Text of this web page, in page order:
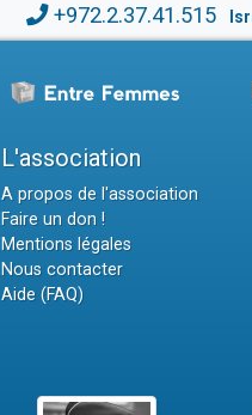
+972.2.37.41.515
L'association
A propos de l'association
Faire un don !
Mentions légales
Nous contacter
Aide (FAQ)